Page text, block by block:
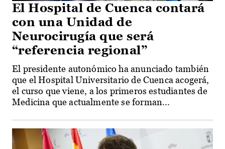
El Hospital de Cuenca contará
con una Unidad de
Neurocirugía que será
“referencia regional”
El presidente autonómico ha anunciado también
que el Hospital Universitario de Cuenca acogerá,
el curso que viene, a los primeros estudiantes de
Medicina que actualmente se forman...